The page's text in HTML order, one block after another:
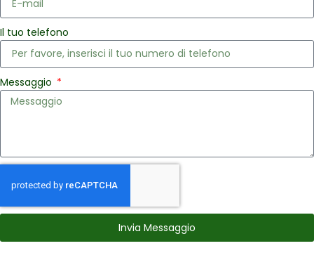
Il tuo telefono
Messaggio
Invia Messaggio